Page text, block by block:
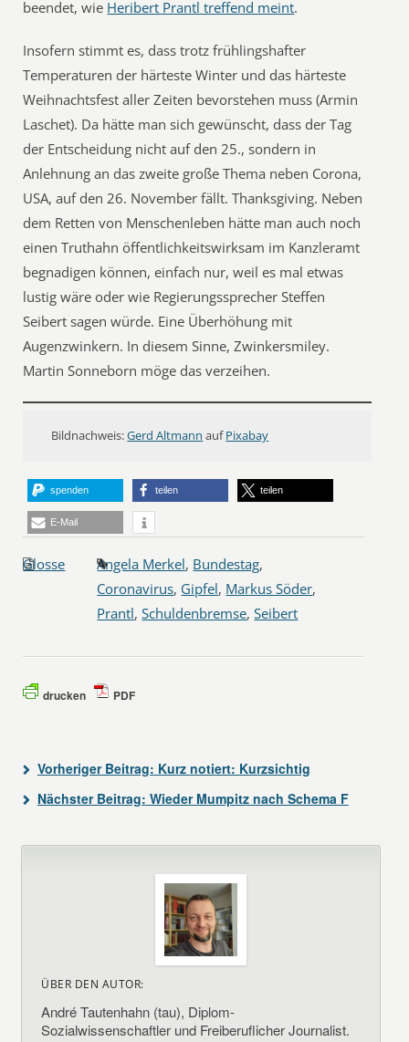
beendet, wie Heribert Prantl treffend meint.
Insofern stimmt es, dass trotz frühlingshafter
Temperaturen der härteste Winter und das härteste
Weihnachtsfest aller Zeiten bevorstehen muss (Armin
Laschet). Da hätte man sich gewünscht, dass der Tag
der Entscheidung nicht auf den 25., sondern in
Anlehnung an das zweite große Thema neben Corona,
USA, auf den 26. November fällt. Thanksgiving. Neben
dem Retten von Menschenleben hätte man auch noch
einen Truthahn öffentlichkeitswirksam im Kanzleramt
begnadigen können, einfach nur, weil es mal etwas
lustig wäre oder wie Regierungssprecher Steffen
Seibert sagen würde. Eine Überhöhung mit
Augenzwinkern. In diesem Sinne, Zwinkersmiley.
Martin Sonneborn möge das verzeihen.
Bildnachweis:Gerd Altmann aufPixabay
spenden teilen teilen
E-Mail
Glosse Angela Merkel, Bundestag,
Coronavirus, Gipfel, Markus Söder,
Prantl,Schuldenbremse,Seibert
drucken PDF
Vorheriger Beitrag: Kurz notiert: Kurzsichtig
Nächster Beitrag: Wieder Mumpitz nach Schema F
ÜBER DEN AUTOR:
André Tautenhahn (tau), Diplom-
Sozialwissenschaftler und Freiberuflicher Journalist.